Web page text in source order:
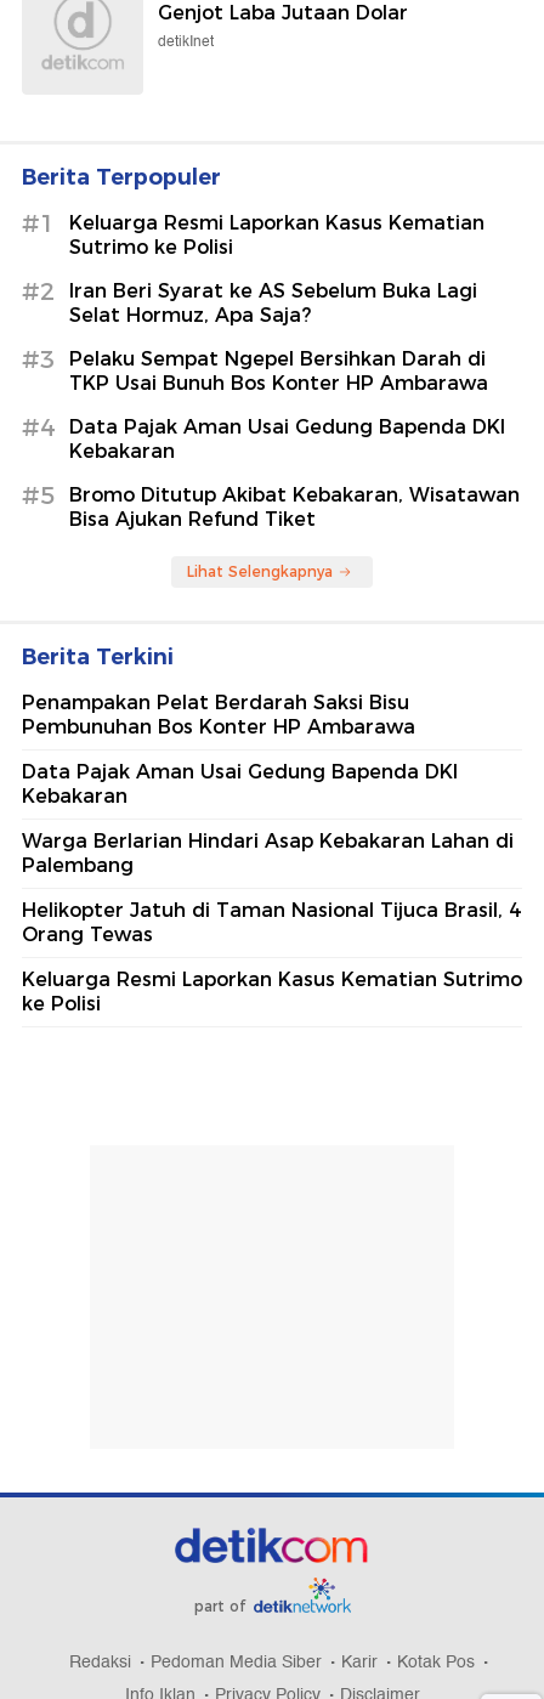
Genjot Laba Jutaan Dolar
detikInet
Berita Terpopuler
#1
Keluarga Resmi Laporkan Kasus Kematian
Sutrimo ke Polisi
#2
Iran Beri Syarat ke AS Sebelum Buka Lagi
Selat Hormuz, Apa Saja?
#3
Pelaku Sempat Ngepel Bersihkan Darah di
TKP Usai Bunuh Bos Konter HP Ambarawa
#4
Data Pajak Aman Usai Gedung Bapenda DKI
Kebakaran
#5
Bromo Ditutup Akibat Kebakaran, Wisatawan
Bisa Ajukan Refund Tiket
Lihat Selengkapnya
Berita Terkini
Penampakan Pelat Berdarah Saksi Bisu
Pembunuhan Bos Konter HP Ambarawa
Data Pajak Aman Usai Gedung Bapenda DKI
Kebakaran
Warga Berlarian Hindari Asap Kebakaran Lahan di
Palembang
Helikopter Jatuh di Taman Nasional Tijuca Brasil, 4
Orang Tewas
Keluarga Resmi Laporkan Kasus Kematian Sutrimo
ke Polisi
part of
Redaksi Pedoman Media Siber Karir
Kotak Pos